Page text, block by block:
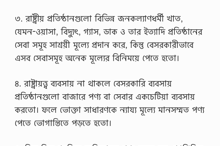
৩. রাষ্ট্রীয় প্রতিষ্ঠানগুলো বিভিন্ন জনকল্যাণধর্মী খাত,
যেমন-ওয়াসা, বিদ্যুৎ, গ্যাস, ডাক ও তার ইত্যাদি প্রতিষ্ঠানের
সেবা সমূহ সাশ্রয়ী মূল্যে প্রদান করে, কিন্তু বেসরকারীভাবে
এসব সেবাসমূহ অনেক মূল্যের বিনিময়ে পেতে হতো।
৪. রাষ্ট্রায়ত্ত্ব ব্যবসায় না থাকলে বেসরকারি ব্যবসায়
প্রতিষ্ঠানগুলো বাজারে পণ্য বা সেবার একচেটিয়া ব্যবসায়
করতো। ফলে ভোক্তা সাধারণকে ন্যায্য মূল্যে মানসম্মত পণ্য
পেতে ভোগান্তিতে পড়তে হতো।